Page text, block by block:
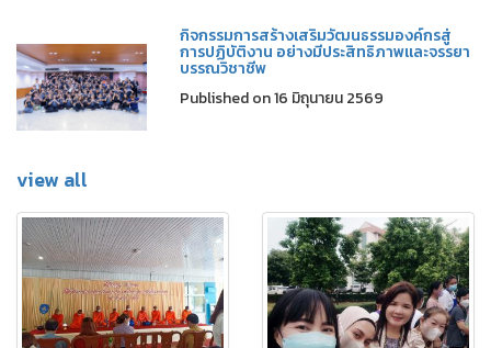
กิจกรรมการสร้างเสริมวัฒนธรรมองค์กรสู่
การปฏิบัติงาน อย่างมีประสิทธิภาพและจรรยา
บรรณวิชาชีพ
Published on 16 มิถุนายน 2569
view all